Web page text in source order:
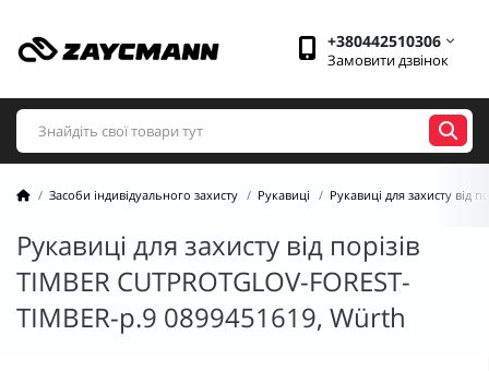
+380442510306
Замовити дзвінок
Засоби індивідуального захисту Рукавиці Рукавиці для захисту від
Рукавиці для захисту від порізів
TIMBER CUTPROTGLOV-FOREST-
TIMBER-р.9 0899451619, Würth